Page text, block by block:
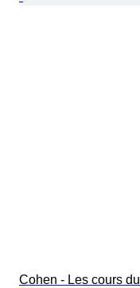
Cohen - Les cours du